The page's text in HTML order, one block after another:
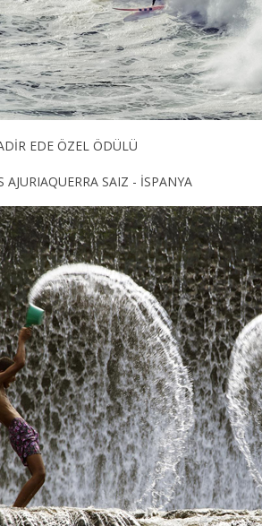
EDE ÖZEL ÖDÜLÜ
AJURIAQUERRA SAIZ - İSPANYA